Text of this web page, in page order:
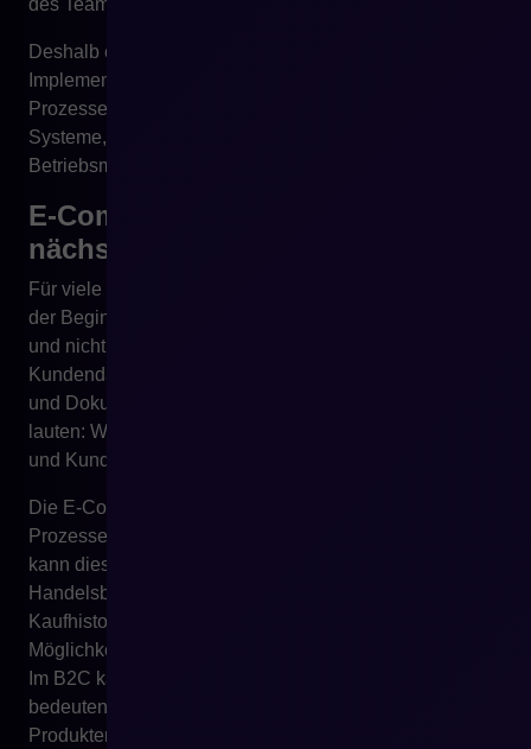
des Teams verborgen waren.
Deshalb erfordert digitale Transformation nicht nur
Implementierung von Tools, sondern Integration von
Prozessen. Ohne das hat das Unternehmen viele
Systeme, aber kein einheitliches digitales
Betriebsmodell.
E-Commerce ist der natürliche
nächste Schritt nach ERP
Für viele Unternehmen sollte die ERP-Implementierung
der Beginn eines Gesprächs über E-Commerce sein
und nicht dessen Ende. Wenn die Organisation
Kundendaten, Preise, Bestellungen, Lager, Rechnungen
und Dokumente geordnet hat, sollte die nächste Frage
lauten: Wie können diese Daten für besseren Vertrieb
und Kundenservice genutzt werden?
Die E-Commerce-Plattform erlaubt, einen Teil der
Prozesse auf die Kundenseite zu verlagern. Im B2B
kann dies ein Panel bedeuten, in dem der Kunde seine
Handelsbedingungen, Preise, Verfügbarkeit,
Kaufhistorie, Rechnungen, Dokumente, Status und
Möglichkeit zur Wiederholung von Bestellungen sieht.
Im B2C kann es einen kohärenten Onlineshop
bedeuten, der aktuelle Daten zu Preisen, Beständen,
Produkten und Lieferungen nutzt. Im Omnichannel-